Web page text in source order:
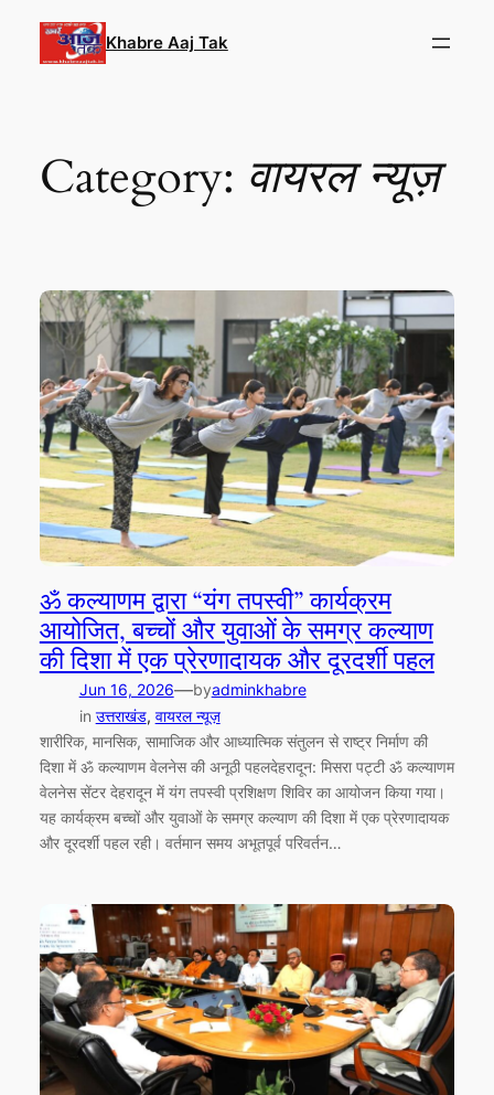
content
Khabre Aaj Tak
Category: वायरल न्यूज़
ॐ कल्याणम द्वारा “यंग तपस्वी” कार्यक्रम
आयोजित, बच्चों और युवाओं के समग्र कल्याण
की दिशा में एक प्रेरणादायक और दूरदर्शी पहल
Jun 16, 2026—byadminkhabre
in उत्तराखंड, वायरल न्यूज़
शारीरिक, मानसिक, सामाजिक और आध्यात्मिक संतुलन से राष्ट्र निर्माण की
दिशा में ॐ कल्याणम वेलनेस की अनूठी पहलदेहरादून: मिसरा पट्टी ॐ कल्याणम
वेलनेस सेंटर देहरादून में यंग तपस्वी प्रशिक्षण शिविर का आयोजन किया गया।
यह कार्यक्रम बच्चों और युवाओं के समग्र कल्याण की दिशा में एक प्रेरणादायक
और दूरदर्शी पहल रही। वर्तमान समय अभूतपूर्व परिवर्तन…